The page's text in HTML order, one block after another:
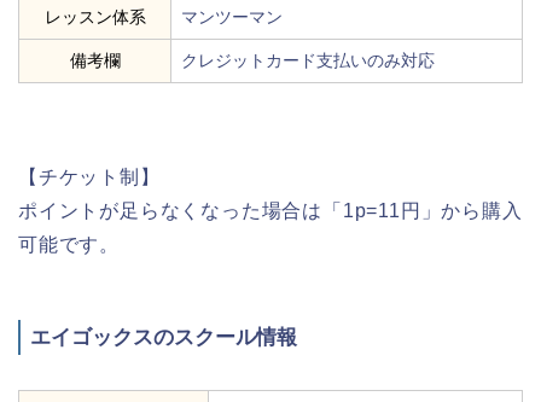
レッスン体系 マンツーマン
備考欄 クレジットカード支払いのみ対応
【チケット制】
ポイントが足らなくなった場合は「1p=11円」から購入
可能です。
エイゴックスのスクール情報